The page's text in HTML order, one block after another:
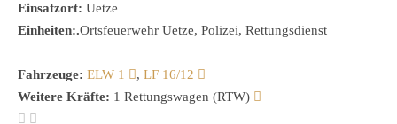
Einsatzort: Uetze
Einheiten:.Ortsfeuerwehr Uetze, Polizei, Rettungsdienst
Fahrzeuge: ELW 1 , LF 16/12
Weitere Kräfte: 1 Rettungswagen (RTW)